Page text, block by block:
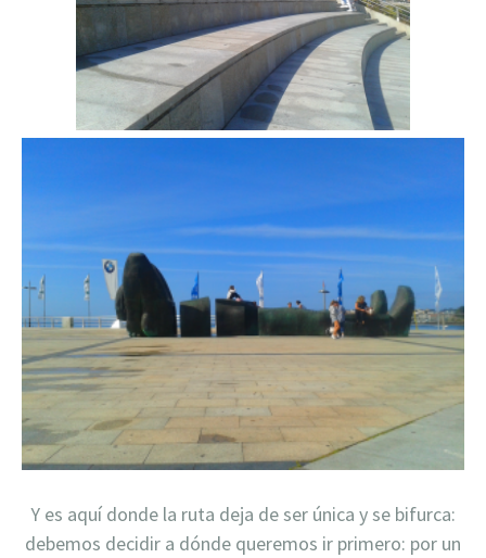
Y es aquí donde la ruta deja de ser única y se bifurca:
debemos decidir a dónde queremos ir primero: por un